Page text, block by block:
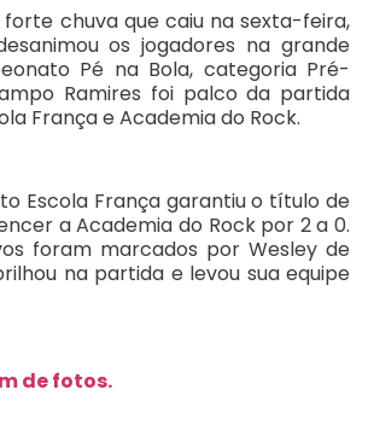
chuva que caiu na sexta-feira,
os jogadores na grande
Pé na Bola, categoria Pré-
Ramires foi palco da partida
França e Academia do Rock.
Escola França garantiu o título de
a Academia do Rock por 2 a 0.
foram marcados por Wesley de
na partida e levou sua equipe
de fotos.